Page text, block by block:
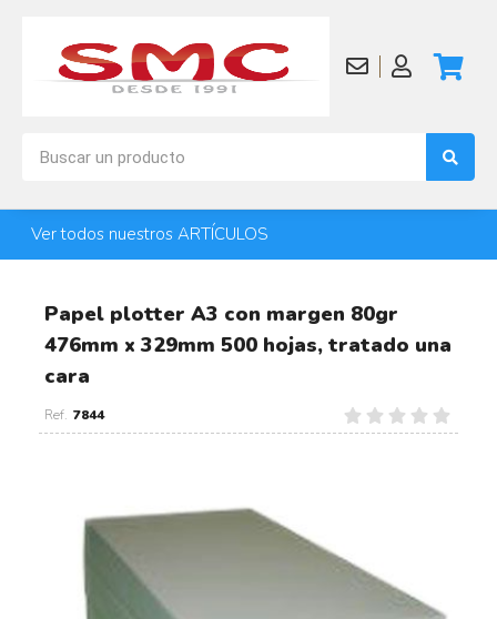
Ver todos nuestros ARTÍCULOS
Papel plotter A3 con margen 80gr
476mm x 329mm 500 hojas, tratado una
cara
7844